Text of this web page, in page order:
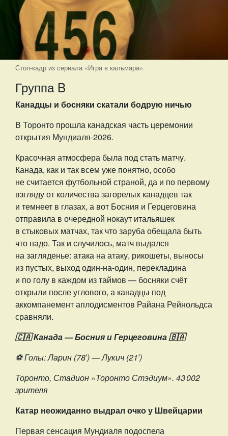
Стоп-кадр из сериала «Игра в кальмара».
Группа B
Канадцы и босняки скатали бодрую ничью
В Торонто прошла канадская часть церемонии
открытия Мундиаля-2026.
Красочная атмосфера была под стать матчу.
Канада, как и так всем уже понятно, особо
не считается футбольной страной, да и по первому
взгляду от количества загорелых канадцев так
и темнеет в глазах, а вот Босния и Герцеговина
отправила в очередной нокаут итальяшек
в стыковых матчах, так что заруба обещала быть
что надо. Так и случилось, матч выдался
на загляденье: атака на атаку, рикошеты, выносы
из пустых, выход один-на-один, перекладина
и по голу в каждом из таймов — босняки счёт
открыли после углового, а канадцы под
аккомпанемент аплодисментов Райана Рейнольдса
сравняли.
🇨🇦 Канада — Босния и Герцеговина 🇧🇦
⚽️ Голы: Ларин (78′) — Лукич (21′)
Торонто, Стадион «Торонто Стэдиум». 43 002
зрителя
Катар неожиданно выдрал очко у Швейцарии
Первая сенсация Мундиаля подоспела